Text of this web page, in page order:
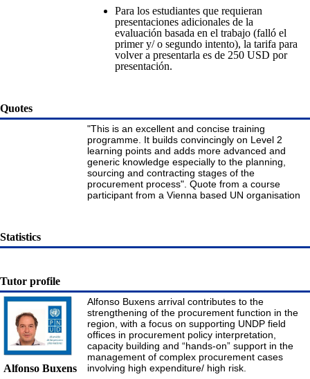
Para los estudiantes que requieran
presentaciones adicionales de la
evaluación basada en el trabajo (falló el
primer y/ o segundo intento), la tarifa para
volver a presentarla es de 250 USD por
presentación.
Quotes
"This is an excellent and concise training
programme. It builds convincingly on Level 2
learning points and adds more advanced and
generic knowledge especially to the planning,
sourcing and contracting stages of the
procurement process". Quote from a course
participant from a Vienna based UN organisation
Statistics
Tutor profile
Alfonso Buxens
Alfonso Buxens arrival contributes to the
strengthening of the procurement function in the
region, with a focus on supporting UNDP field
offices in procurement policy interpretation,
capacity building and “hands-on” support in the
management of complex procurement cases
involving high expenditure/ high risk.